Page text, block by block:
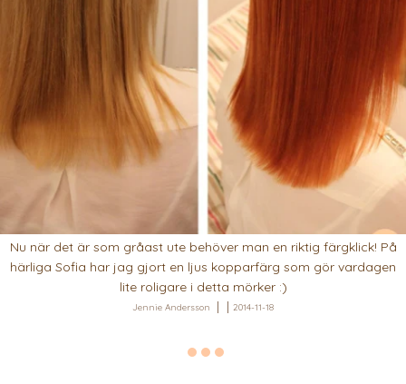
Nu när det är som gråast ute behöver man en riktig färgklick! På
härliga Sofia har jag gjort en ljus kopparfärg som gör vardagen
lite roligare i detta mörker :)
Jennie Andersson 2014-11-18